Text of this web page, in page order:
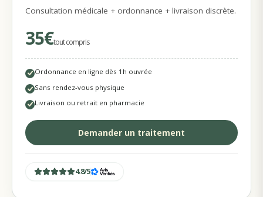
Consultation médicale + ordonnance + livraison discrète.
35€tout compris
Ordonnance en ligne dès 1h ouvrée
Sans rendez-vous physique
Livraison ou retrait en pharmacie
Demander un traitement
4.8/5